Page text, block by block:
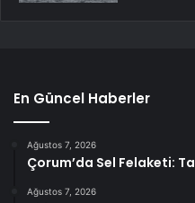
En Güncel Haberler
Ağustos 7, 2026
Çorum’da Sel Felaketi:
Ağustos 7, 2026